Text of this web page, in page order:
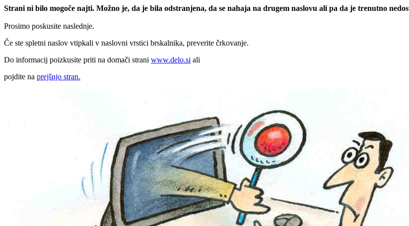
Strani ni bilo mogoče najti. Možno je, da je bila odstranjena, da se nahaja na drugem naslovu ali pa da je trenutno
Prosimo poskusite naslednje.
Če ste spletni naslov vtipkali v naslovni vrstici brskalnika, preverite črkovanje.
Do informacij poizkusite priti na domači strani www.delo.si ali
pojdite na prejšnjo stran.